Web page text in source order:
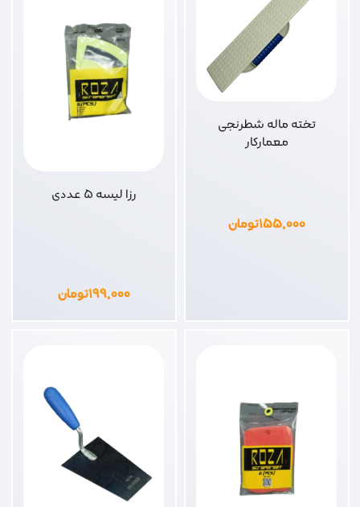
تخته ماله شطرنجی
معمارکار
۱۵۵,۰۰۰تومان
رزا لیسه 5 عددی
۱۹۹,۰۰۰تومان